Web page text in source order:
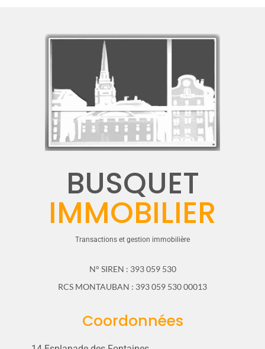
BUSQUET
IMMOBILIER
Transactions et gestion immobilière
N° SIREN : 393 059 530
RCS MONTAUBAN : 393 059 530 00013
Coordonnées
Mot de passe perdu ?